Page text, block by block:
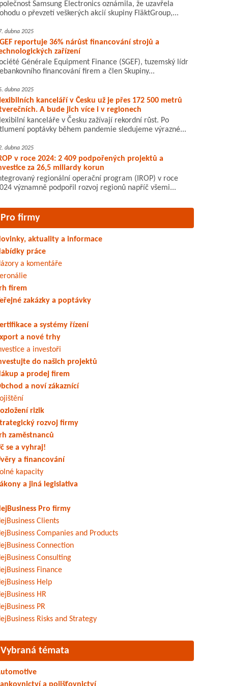
Samsung Electronics oznámila, že uzavřela
o převzetí veškerých akcií skupiny FläktGroup,...
dubna 2025
reportuje 36% nárůst financování strojů a
zařízení
Générale Equipment Finance (SGEF), tuzemský lídr
financování firem a člen Skupiny...
dubna 2025
kanceláří v Česku už je přes 172 500 metrů
A bude jich více i v regionech
kanceláře v Česku zažívají rekordní růst. Po
poptávky během pandemie sledujeme výrazné...
dubna 2025
v roce 2024: 2 409 podpořených projektů a
za 26,5 miliardy korun
regionální operační program (IROP) v roce
významně podpořil rozvoj regionů napříč všemi...
Pro firmy
aktuality a informace
práce
a komentáře
firem
zakázky a poptávky
a systémy řízení
a nové trhy
a investoři
do našich projektů
a prodej firem
a noví zákaznící
rizik
rozvoj firmy
zaměstnanců
se a vyhraj!
a financování
kapacity
a jiná legislativa
Pro firmy
Clients
Companies and Products
Connection
Consulting
Finance
Help
HR
PR
Risks and Strategy
Vybraná témata